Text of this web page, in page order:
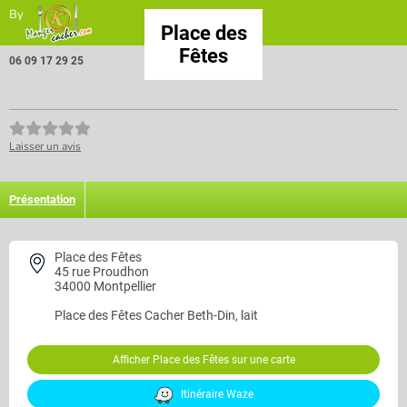
By
Place des
Fêtes
06 09 17 29 25
Laisser un avis
Présentation
Place des Fêtes
45 rue Proudhon
34000 Montpellier
Place des FêtesCacher Beth-Din, lait
Afficher Place des Fêtes sur une carte
Itinéraire Waze